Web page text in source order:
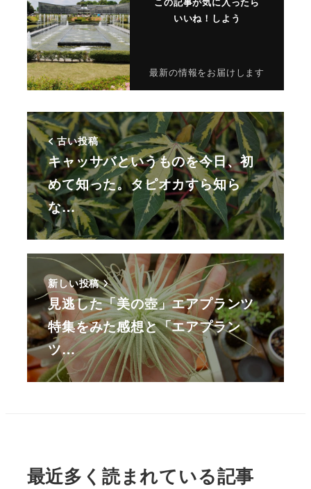
いいね！しよう
最新の情報をお届けします
古い投稿
キャッサバというものを今日、初
めて知った。タピオカすら知ら
な…
新しい投稿
見逃した「美の壺」エアプランツ
特集をみた感想と「エアプラン
ツ…
最近多く読まれている記事